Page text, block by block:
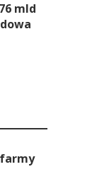
mld
farmy